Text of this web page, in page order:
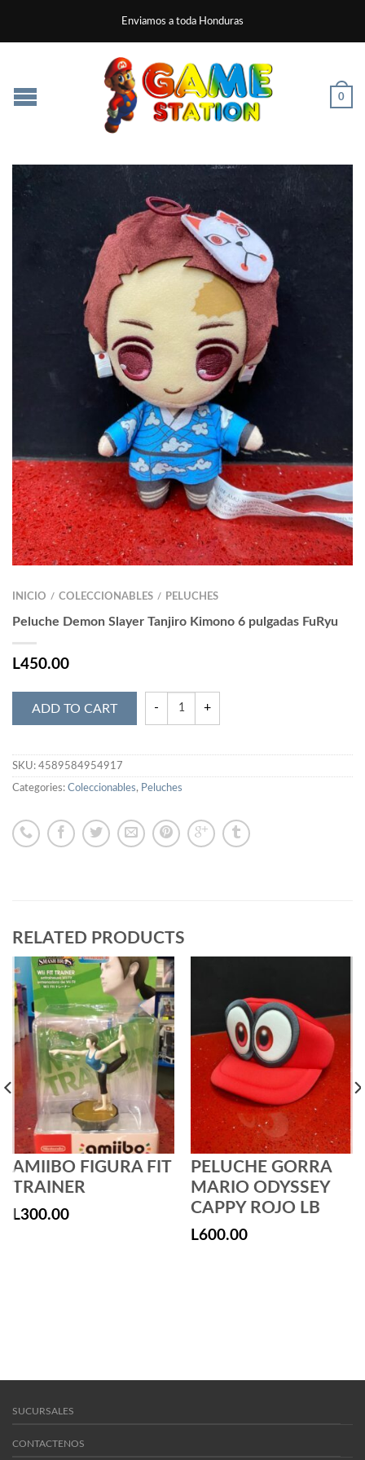
Enviamos a toda Honduras
0
INICIO / COLECCIONABLES / PELUCHES
Peluche Demon Slayer Tanjiro Kimono 6 pulgadas FuRyu
L450.00
ADD TO CART
SKU: 4589584954917
Categories: Coleccionables, Peluches
RELATED PRODUCTS
AMIIBO FIGURA FIT
TRAINER
L300.00
PELUCHE GORRA
MARIO ODYSSEY
CAPPY ROJO LB
L600.00
SUCURSALES
CONTACTENOS